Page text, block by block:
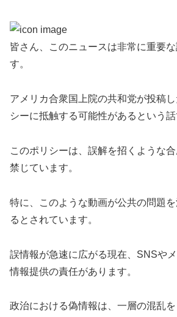
皆さん、このニュースは非常に重要
す。
アメリカ合衆国上院の共和党が投稿
シーに抵触する可能性があるという話
このポリシーは、誤解を招くような
禁じています。
特に、このような動画が公共の問題
るとされています。
誤情報が急速に広がる現在、SNSや
情報提供の責任があります。
政治における偽情報は、一層の混乱